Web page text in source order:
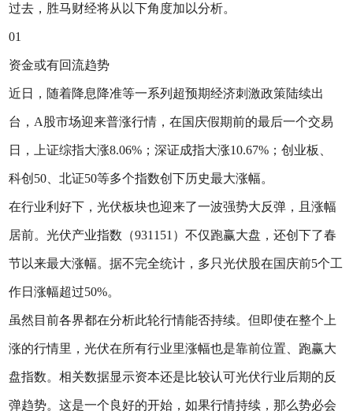
过去，胜马财经将从以下角度加以分析。
01
资金或有回流趋势
近日，随着降息降准等一系列超预期经济刺激政策陆续出
台，A股市场迎来普涨行情，在国庆假期前的最后一个交易
日，上证综指大涨8.06%；深证成指大涨10.67%；创业板、
科创50、北证50等多个指数创下历史最大涨幅。
在行业利好下，光伏板块也迎来了一波强势大反弹，且涨幅
居前。光伏产业指数（931151）不仅跑赢大盘，还创下了春
节以来最大涨幅。据不完全统计，多只光伏股在国庆前5个工
作日涨幅超过50%。
虽然目前各界都在分析此轮行情能否持续。但即使在整个上
涨的行情里，光伏在所有行业里涨幅也是靠前位置、跑赢大
盘指数。相关数据显示资本还是比较认可光伏行业后期的反
弹趋势。这是一个良好的开始，如果行情持续，那么势必会